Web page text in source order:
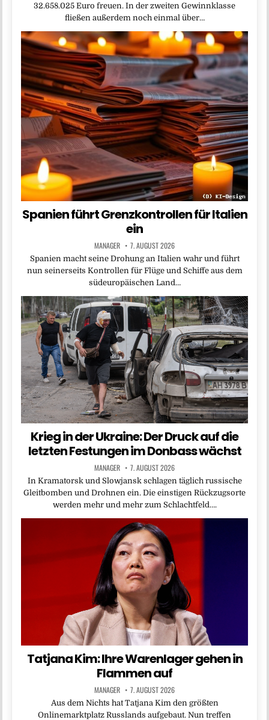
32.658.025 Euro freuen. In der zweiten Gewinnklasse
fließen außerdem noch einmal über…
Spanien führt Grenzkontrollen für Italien
ein
MANAGER 7. AUGUST 2026
Spanien macht seine Drohung an Italien wahr und führt
nun seinerseits Kontrollen für Flüge und Schiffe aus dem
südeuropäischen Land…
Krieg in der Ukraine: Der Druck auf die
letzten Festungen im Donbass wächst
MANAGER 7. AUGUST 2026
In Kramatorsk und Slowjansk schlagen täglich russische
Gleitbomben und Drohnen ein. Die einstigen Rückzugsorte
werden mehr und mehr zum Schlachtfeld….
Tatjana Kim: Ihre Warenlager gehen in
Flammen auf
MANAGER 7. AUGUST 2026
Aus dem Nichts hat Tatjana Kim den größten
Onlinemarktplatz Russlands aufgebaut. Nun treffen